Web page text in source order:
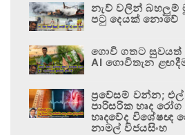
නැව් වලින් බහලුම්
පටු දෙයක් නොවේ
ගොවි ගතට
AI ගොවිතැන
ප්‍රවේසම් වන්න;
පාරිසරික හෘද
හෘදවේද විශේෂඥ
නාමල් විජයසිංහ